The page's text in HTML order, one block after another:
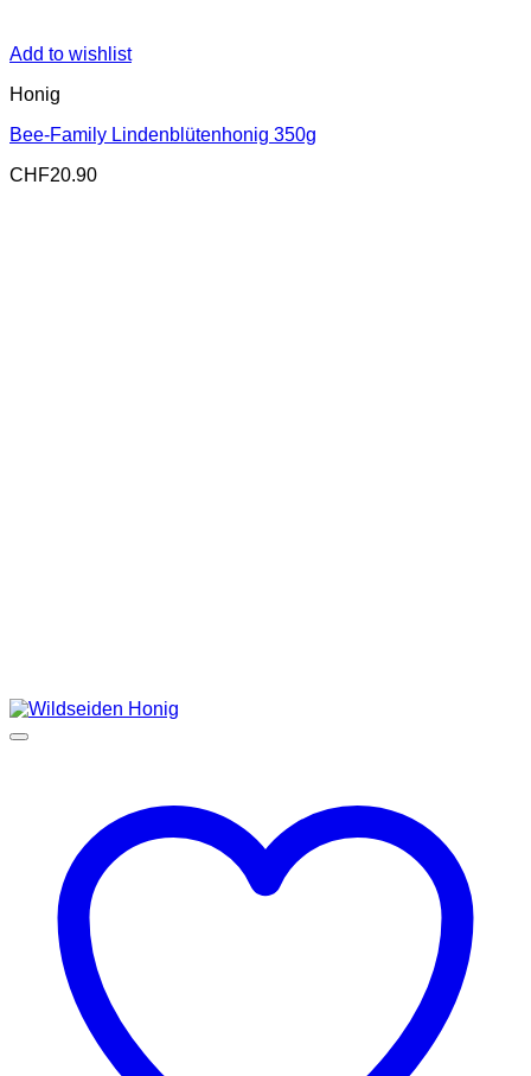
Add to wishlist
Honig
Bee-Family Lindenblütenhonig 350g
CHF20.90